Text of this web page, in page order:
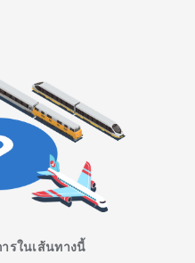
รในเส้นทางนี้